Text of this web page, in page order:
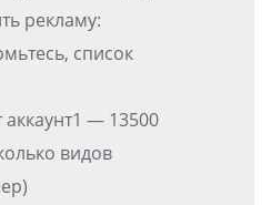
рекламу:
список
— 13500
видов